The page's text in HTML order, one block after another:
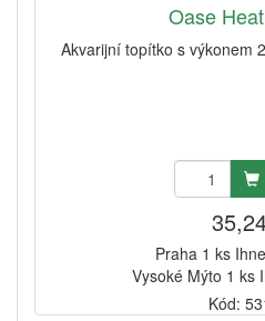
Oase
Akvarijní topítko s výkonem
Praha 1 ks
Vysoké Mýto 1 ks
Kód: